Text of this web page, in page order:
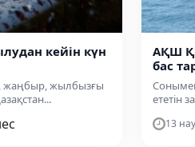
кейін күн
жаңбыр, жылбызғы
АҚШ
бас
ететін
13